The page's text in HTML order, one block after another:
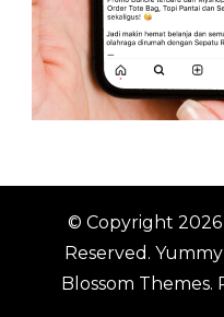
© Copyright 2026
Reserved.
Blossom Themes.